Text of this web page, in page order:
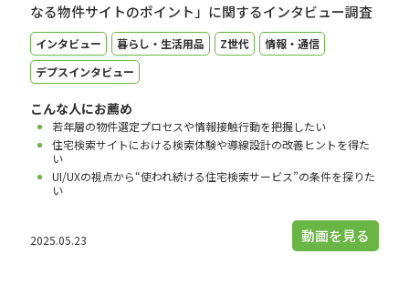
なる物件サイトのポイント」に関するインタビュー調査
インタビュー 暮らし・生活用品 Z世代
情報・通信
デプスインタビュー
こんな人にお薦め
若年層の物件選定プロセスや情報接触行動を把握したい
住宅検索サイトにおける検索体験や導線設計の改善ヒントを得た
い
UI/UXの視点から“使われ続ける住宅検索サービス”の条件を探りた
い
2025.05.23 動画を見る